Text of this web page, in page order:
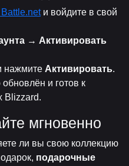
и войдите в свой
→ Активировать
нажмите Активировать.
и готов к
Blizzard.
мгновенно
ли вы свою коллекцию
подарочные